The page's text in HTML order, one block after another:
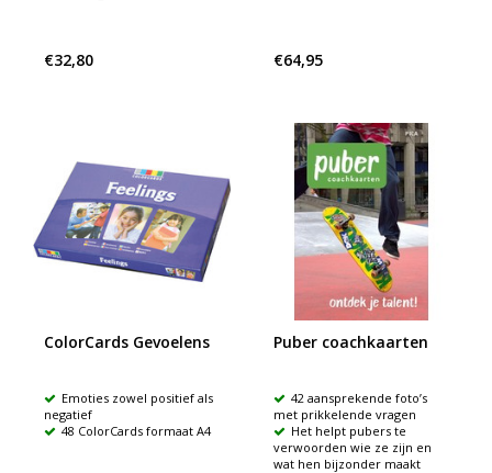
€32,80 €64,95
ColorCards Gevoelens
Emoties zowel positief als
negatief
48 ColorCards formaat A4
Puber coachkaarten
42 aansprekende foto’s
met prikkelende vragen
Het helpt pubers te
verwoorden wie ze zijn en
wat hen bijzonder maakt